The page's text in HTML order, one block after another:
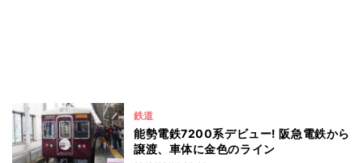
鉄道
能勢電鉄7200系デビュー! 阪急電鉄から
譲渡、車体に金色のライン